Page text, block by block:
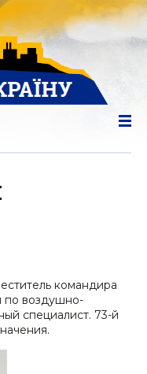
командира
по воздушно-
специалист. 73-й